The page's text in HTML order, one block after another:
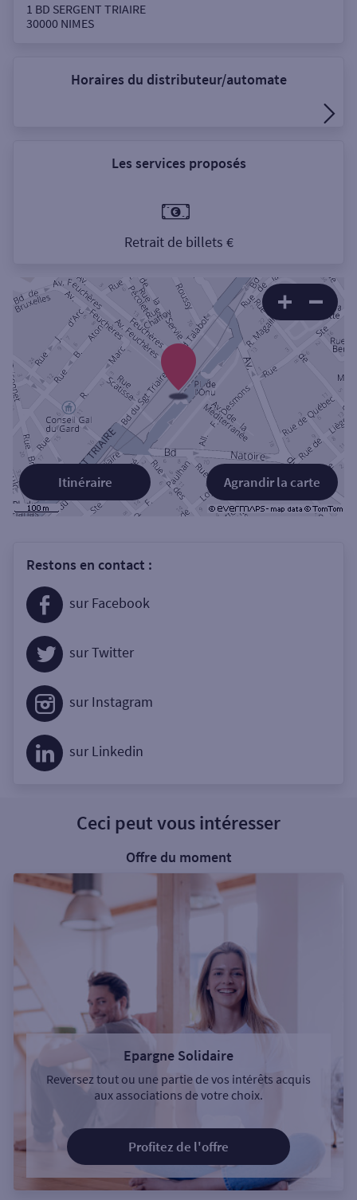
1 BD SERGENT TRIAIRE
30000 NIMES
Horaires du distributeur/automate
Les services proposés
Retrait de billets €
Agrandir la carte
Itinéraire
Restons en contact :
sur Facebook
sur Twitter
sur Instagram
sur Linkedin
Ceci peut vous intéresser
Offre du moment
Epargne Solidaire
Reversez tout ou une partie de vos intérêts acquis
aux associations de votre choix.
Profitez de l'offre